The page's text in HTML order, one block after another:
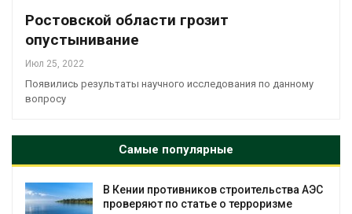
Ростовской области грозит
опустынивание
Июл 25, 2022
Появились результаты научного исследования по данному
вопросу
Самые популярные
В Кении противников строительства АЭС
проверяют по статье о терроризме